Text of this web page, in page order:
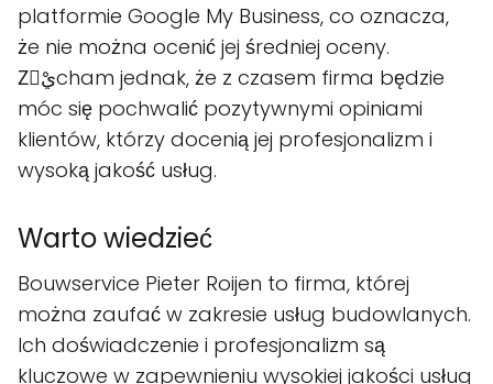
platformie Google My Business, co oznacza,
że nie można ocenić jej średniej oceny.
Zَيْcham jednak, że z czasem firma będzie
móc się pochwalić pozytywnymi opiniami
klientów, którzy docenią jej profesjonalizm i
wysoką jakość usług.
Warto wiedzieć
Bouwservice Pieter Roijen to firma, której
można zaufać w zakresie usług budowlanych.
Ich doświadczenie i profesjonalizm są
kluczowe w zapewnieniu wysokiej jakości usług